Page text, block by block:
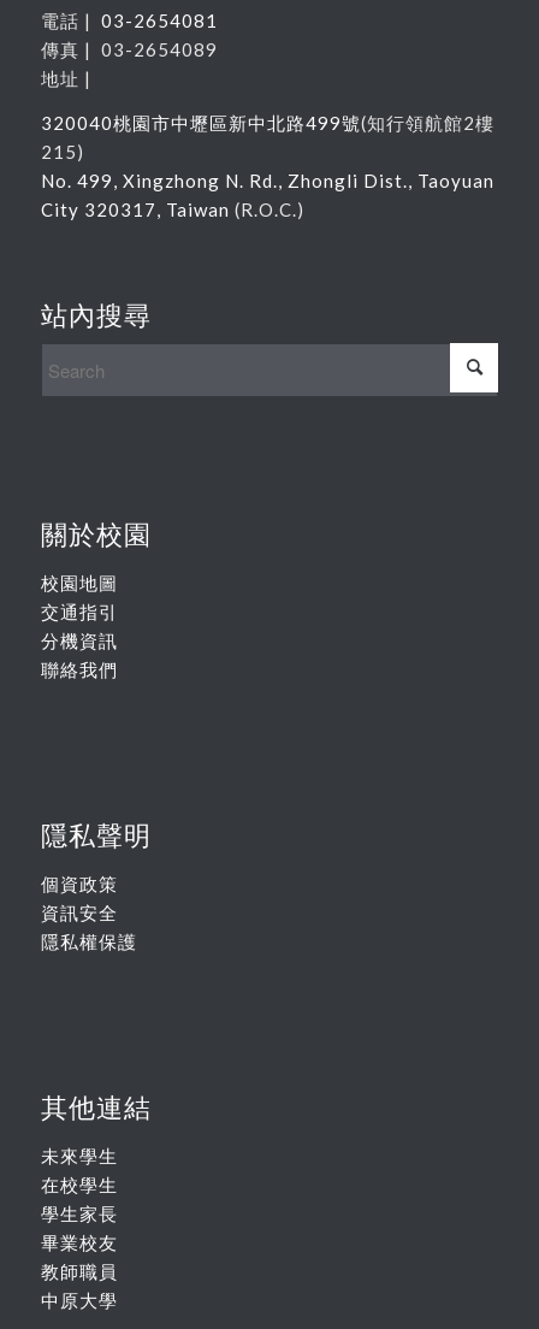
電話 | 03-2654081
傳真 | 03-2654089
地址 |
320040桃園市中壢區新中北路499號(知行領航館2樓
215)
No. 499, Xingzhong N. Rd., Zhongli Dist., Taoyuan
City 320317, Taiwan (R.O.C.)
站內搜尋
關於校園
校園地圖
交通指引
分機資訊
聯絡我們
隱私聲明
個資政策
資訊安全
隱私權保護
其他連結
未來學生
在校學生
學生家長
畢業校友
教師職員
中原大學